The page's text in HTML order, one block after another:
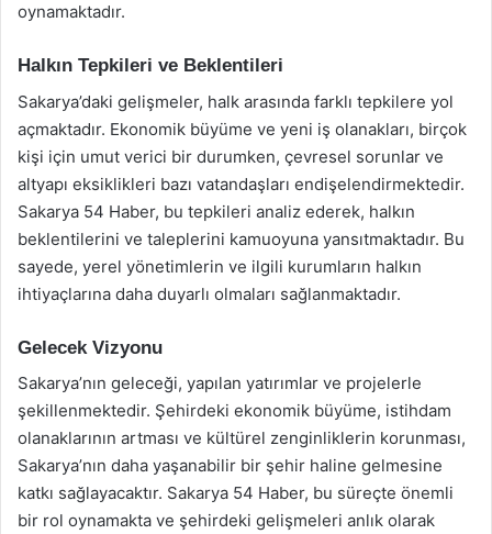
oynamaktadır.
Halkın Tepkileri ve Beklentileri
Sakarya’daki gelişmeler, halk arasında farklı tepkilere yol
açmaktadır. Ekonomik büyüme ve yeni iş olanakları, birçok
kişi için umut verici bir durumken, çevresel sorunlar ve
altyapı eksiklikleri bazı vatandaşları endişelendirmektedir.
Sakarya 54 Haber, bu tepkileri analiz ederek, halkın
beklentilerini ve taleplerini kamuoyuna yansıtmaktadır. Bu
sayede, yerel yönetimlerin ve ilgili kurumların halkın
ihtiyaçlarına daha duyarlı olmaları sağlanmaktadır.
Gelecek Vizyonu
Sakarya’nın geleceği, yapılan yatırımlar ve projelerle
şekillenmektedir. Şehirdeki ekonomik büyüme, istihdam
olanaklarının artması ve kültürel zenginliklerin korunması,
Sakarya’nın daha yaşanabilir bir şehir haline gelmesine
katkı sağlayacaktır. Sakarya 54 Haber, bu süreçte önemli
bir rol oynamakta ve şehirdeki gelişmeleri anlık olarak